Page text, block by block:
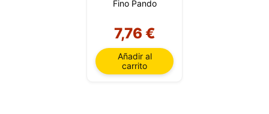
Fino Pando
7,76 €
Añadir al
carrito